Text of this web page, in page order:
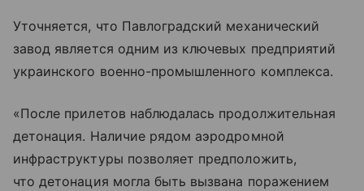
Уточняется, что Павлоградский механический
завод является одним из ключевых предприятий
украинского военно-промышленного комплекса.
«После прилетов наблюдалась продолжительная
детонация. Наличие рядом аэродромной
инфраструктуры позволяет предположить,
что детонация могла быть вызвана поражением